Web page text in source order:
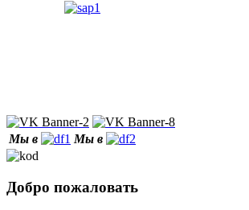
Мы в Мы в
Добро пожаловать